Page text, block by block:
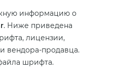
информацию о
. Ниже приведена
лицензии,
вендора-продавца.
шрифта.